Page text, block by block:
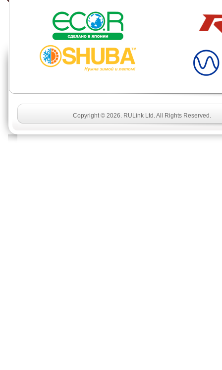
Copyright © 2026. RULink Ltd. All Rights Reserved.